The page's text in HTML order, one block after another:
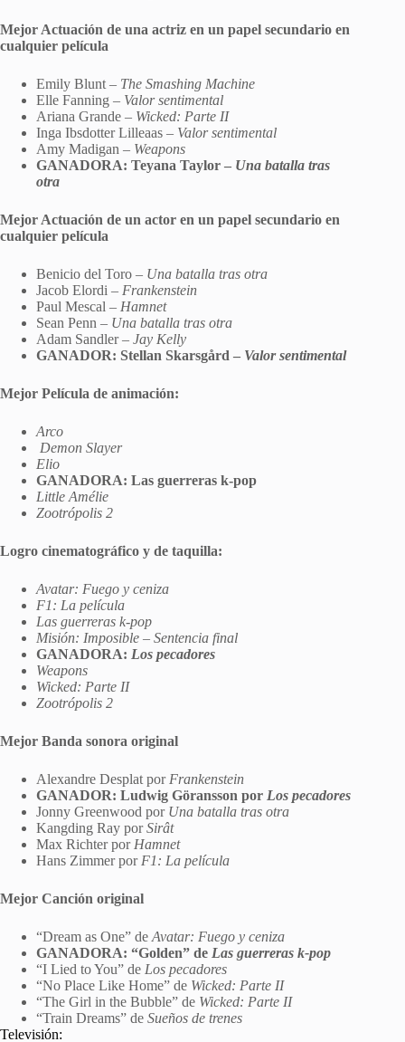
Mejor Actuación de una actriz en un papel secundario en
cualquier película
Emily Blunt – The Smashing Machine
Elle Fanning – Valor sentimental
Ariana Grande – Wicked: Parte II
Inga Ibsdotter Lilleaas – Valor sentimental
Amy Madigan – Weapons
GANADORA: Teyana Taylor – Una batalla tras
otra
Mejor Actuación de un actor en un papel secundario en
cualquier película
Benicio del Toro – Una batalla tras otra
Jacob Elordi – Frankenstein
Paul Mescal – Hamnet
Sean Penn – Una batalla tras otra
Adam Sandler – Jay Kelly
GANADOR: Stellan Skarsgård – Valor sentimental
Mejor Película de animación:
Arco
Demon Slayer
Elio
GANADORA: Las guerreras k-pop
Little Amélie
Zootrópolis 2
Logro cinematográfico y de taquilla:
Avatar: Fuego y ceniza
F1: La película
Las guerreras k-pop
Misión: Imposible – Sentencia final
GANADORA: Los pecadores
Weapons
Wicked: Parte II
Zootrópolis 2
Mejor Banda sonora original
Alexandre Desplat por Frankenstein
GANADOR: Ludwig Göransson por Los pecadores
Jonny Greenwood por Una batalla tras otra
Kangding Ray porSirât
Max Richter por Hamnet
Hans Zimmer por F1: La película
Mejor Canción original
“Dream as One” de Avatar: Fuego y ceniza
GANADORA: “Golden” de Las guerreras k-pop
“I Lied to You” de Los pecadores
“No Place Like Home” de Wicked: Parte II
“The Girl in the Bubble” de Wicked: Parte II
“Train Dreams” de Sueños de trenes
Televisión: